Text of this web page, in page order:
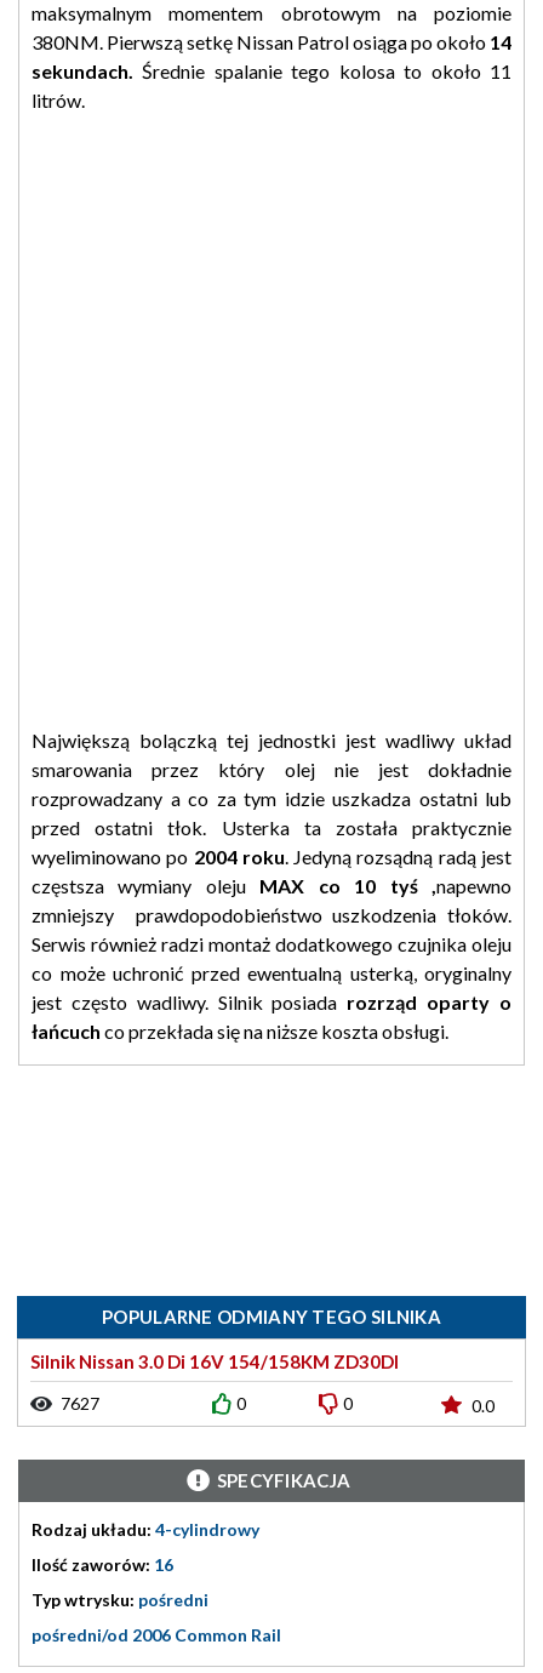
maksymalnym momentem obrotowym na poziomie
380NM. Pierwszą setkę Nissan Patrol osiąga po około 14
sekundach. Średnie spalanie tego kolosa to około 11
litrów.
Największą bolączką tej jednostki jest wadliwy układ
smarowania przez który olej nie jest dokładnie
rozprowadzany a co za tym idzie uszkadza ostatni lub
przed ostatni tłok. Usterka ta została praktycznie
wyeliminowano po 2004 roku. Jedyną rozsądną radą jest
częstsza wymiany oleju MAX co 10 tyś ,napewno
zmniejszy prawdopodobieństwo uszkodzenia tłoków.
Serwis również radzi montaż dodatkowego czujnika oleju
co może uchronić przed ewentualną usterką, oryginalny
jest często wadliwy. Silnik posiada rozrząd oparty o
łańcuch co przekłada się na niższe koszta obsługi.
POPULARNE ODMIANY TEGO SILNIKA
Silnik Nissan 3.0 Di 16V 154/158KM ZD30DI
7627 0 0 0.0
SPECYFIKACJA
Rodzaj układu: 4-cylindrowy
Ilość zaworów: 16
Typ wtrysku: pośredni
pośredni/od 2006 Common Rail